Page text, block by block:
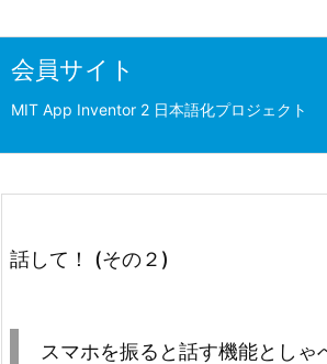
会員サイト
MIT App Inventor 2 日本語化プロジェクト
話して！ (その２)
スマホを振ると話す機能としゃ